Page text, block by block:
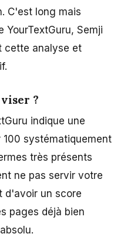
C'est long mais
YourTextGuru, Semji
cette analyse et
?
indique une
systématiquement
très présents
ne pas servir votre
d'avoir un score
pages déjà bien